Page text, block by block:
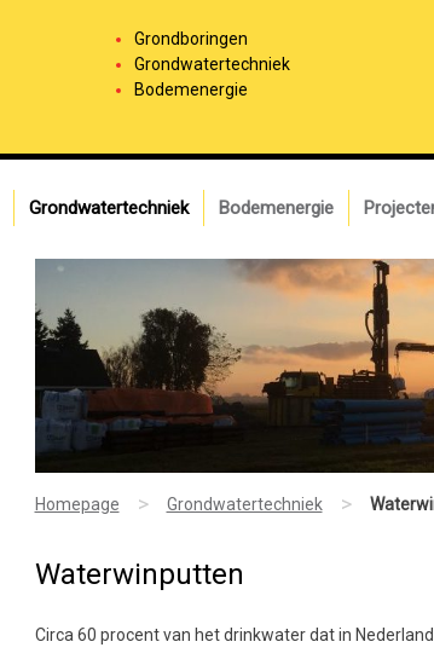
Grondboringen
Grondwatertechniek
Bodemenergie
Grondwatertechniek Bodemenergie
Homepage > Grondwatertechniek >
Waterwinputten
Circa 60 procent van het drinkwater dat in